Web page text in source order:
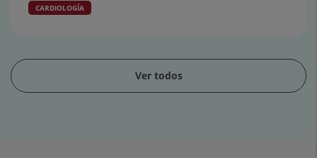
CARDIOLOGÍA
Ver todos